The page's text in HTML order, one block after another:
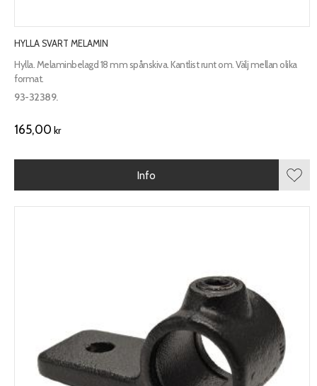
HYLLA SVART MELAMIN
Hylla. Melaminbelagd 18 mm spånskiva. Kantlist runt om. Välj mellan olika
format.
93-32389.
165,00 kr
Info